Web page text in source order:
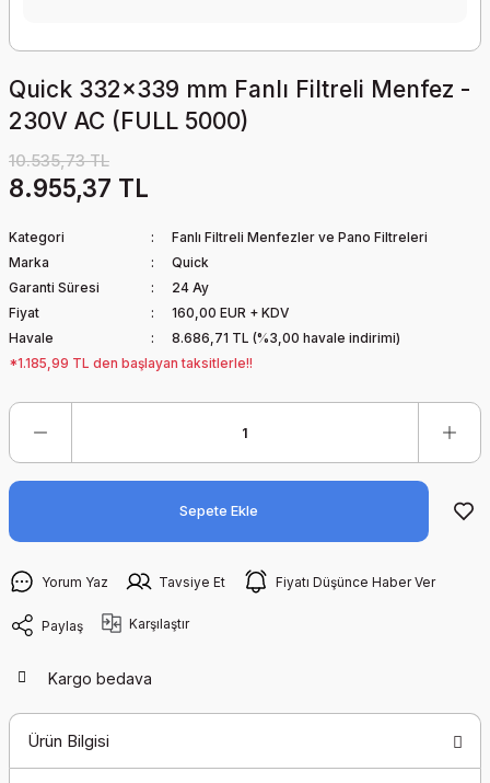
Quick 332x339 mm Fanlı Filtreli Menfez -
230V AC (FULL 5000)
10.535,73 TL
8.955,37 TL
Kategori
Fanlı Filtreli Menfezler ve Pano Filtreleri
Marka
Quick
Garanti Süresi
24 Ay
Fiyat
160,00 EUR + KDV
Havale
8.686,71 TL (%3,00 havale indirimi)
*1.185,99 TL den başlayan taksitlerle!!
Sepete Ekle
Yorum Yaz Tavsiye Et Fiyatı Düşünce Haber Ver
Paylaş Karşılaştır
Kargo bedava
Ürün Bilgisi